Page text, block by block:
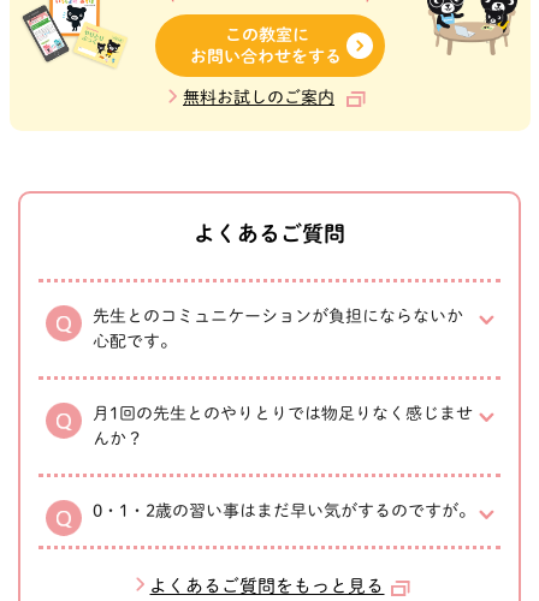
この教室に
お問い合わせをする
無料お試しのご案内
よくあるご質問
先生とのコミュニケーションが負担にならないか
心配です。
月1回の先生とのやりとりでは物足りなく感じませ
んか？
0・1・2歳の習い事はまだ早い気がするのですが。
よくあるご質問をもっと見る